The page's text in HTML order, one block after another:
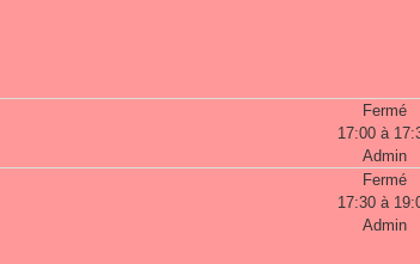
Fermé
17:00 à
Admin
Fermé
17:30 à
Admin